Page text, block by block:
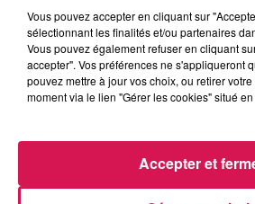
Retrouvez ici, les MiX joués par Lucas
23h à minuit sur Canal fm
Vous pouvez accepter en cliquant sur
sélectionnant les finalités et/ou partenaires
Vous pouvez également refuser en cliquant
accepter". Vos préférences ne s'appliqueront
pouvez mettre à jour vos choix, ou retirer
moment via le lien "Gérer les cookies" situé
Accepter et